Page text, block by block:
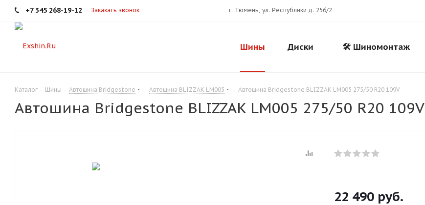
+7 345 268-19-12 Заказать звонок г. Тюмень, ул. Республики д. 256/2
Шины Диски 🛠️ Шиномонтаж
Каталог - Шины - Автошина Bridgestone - Автошина BLIZZAK LM005 - Автошина Bridgestone BLIZZAK LM005 275/50 R20 109V
Автошина Bridgestone BLIZZAK LM005 275/50 R20 109V
22 490 руб.